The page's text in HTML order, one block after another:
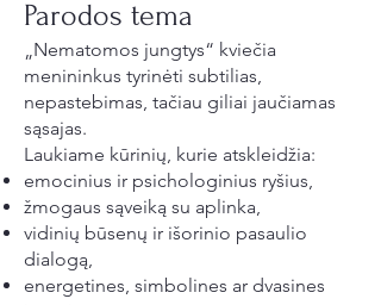
Parodos tema
„Nematomos jungtys“ kviečia
menininkus tyrinėti subtilias,
nepastebimas, tačiau giliai jaučiamas
sąsajas.
Laukiame kūrinių, kurie atskleidžia:
emocinius ir psichologinius ryšius,
žmogaus sąveiką su aplinka,
vidinių būsenų ir išorinio pasaulio
dialogą,
energetines, simbolines ar dvasines